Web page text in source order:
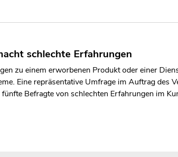
schlechte Erfahrungen
zu einem erworbenen Produkt oder einer
Eine repräsentative Umfrage im Auftrag des
Befragte von schlechten Erfahrungen im